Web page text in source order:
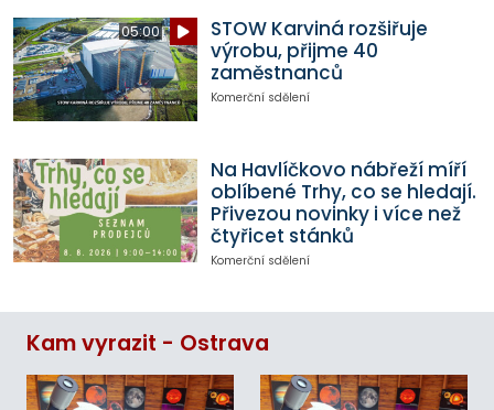
05:00
STOW Karviná rozšiřuje
výrobu, přijme 40
zaměstnanců
Komerční sdělení
Na Havlíčkovo nábřeží míří
oblíbené Trhy, co se hledají.
Přivezou novinky i více než
čtyřicet stánků
Komerční sdělení
Kam vyrazit - Ostrava